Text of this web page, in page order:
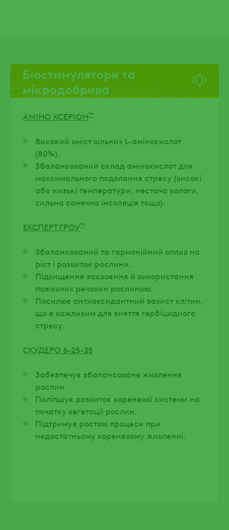
Біостимулятори та
мікродобрива
АМІНО КСЕРІОН™
Високий вміст вільних L-амінокислот
(80%).
Збалансований склад амінокислот для
максимального подолання стресу (високі
або низькі температури, нестача вологи,
сильна сонячна інсоляція тощо).
ЕКСПЕРТ ГРОУ™
Збалансований та гармонійний вплив на
ріст і розвиток рослини.
Підвищення засвоєння й використання
поживних речовин рослиною.
Посилює антиоксидантний захист клітин,
що є важливим для зняття гербіцидного
стресу.
СКУДЕРО 6-25-25
Забезпечує збалансоване живлення
рослин.
Поліпшує розвиток кореневої системи на
початку вегетації рослин.
Підтримує ростові процеси при
недостатньому кореневому живленні.